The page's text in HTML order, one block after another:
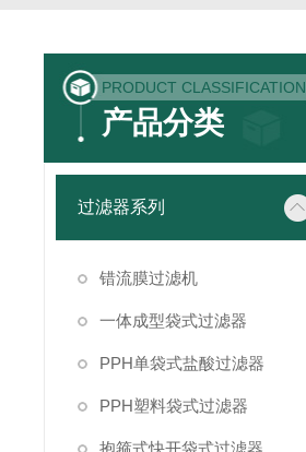
PRODUCT CLASSIFICATION
产品分类
过滤器系列
错流膜过滤机
一体成型袋式过滤器
PPH单袋式盐酸过滤器
PPH塑料袋式过滤器
抱箍式快开袋式过滤器